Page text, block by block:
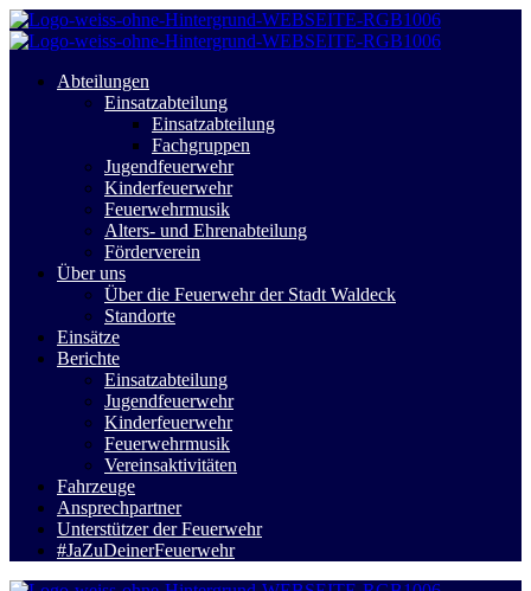
Abteilungen
Einsatzabteilung
Einsatzabteilung
Fachgruppen
Jugendfeuerwehr
Kinderfeuerwehr
Feuerwehrmusik
Alters- und Ehrenabteilung
Förderverein
Über uns
Über die Feuerwehr der Stadt Waldeck
Standorte
Einsätze
Berichte
Einsatzabteilung
Jugendfeuerwehr
Kinderfeuerwehr
Feuerwehrmusik
Vereinsaktivitäten
Fahrzeuge
Ansprechpartner
Unterstützer der Feuerwehr
#JaZuDeinerFeuerwehr